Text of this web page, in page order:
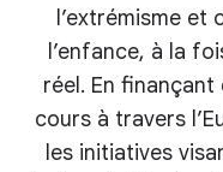
l’extrémisme
l’enfance, à la
réel. En
cours à travers
les initiatives